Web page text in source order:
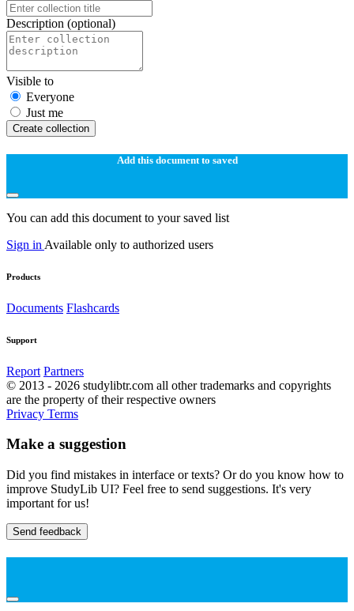
Description (optional)
Visible to
Everyone
Just me
Create collection
Add this document to saved
You can add this document to your saved list
Sign in Available only to authorized users
Products
Documents Flashcards
Support
Report Partners
© 2013 - 2026 studylibtr.com all other trademarks and copyrights
are the property of their respective owners
Privacy Terms
Make a suggestion
Did you find mistakes in interface or texts? Or do you know how to
improve StudyLib UI? Feel free to send suggestions. It's very
important for us!
Send feedback